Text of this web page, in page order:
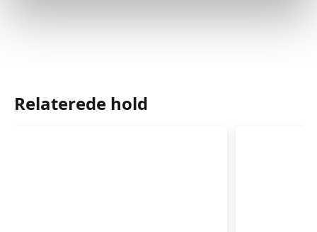
Relaterede hold